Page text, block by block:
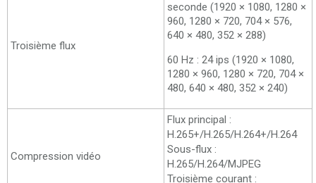
Troisième flux
seconde (1920 × 1080, 1280 ×
960, 1280 × 720, 704 × 576,
640 × 480, 352 × 288)
60 Hz : 24 ips (1920 × 1080,
1280 × 960, 1280 × 720, 704 ×
480, 640 × 480, 352 × 240)
Compression vidéo
Flux principal :
H.265+/H.265/H.264+/H.264
Sous-flux :
H.265/H.264/MJPEG
Troisième courant :